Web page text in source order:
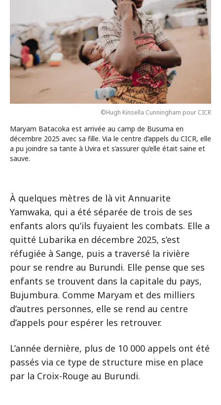
©Hugh Kinsella Cunningham pour CICR
Maryam Batacoka est arrivée au camp de Busuma en
décembre 2025 avec sa fille. Via le centre d’appels du CICR, elle
a pu joindre sa tante à Uvira et s’assurer qu’elle était saine et
sauve.
À quelques mètres de là vit Annuarite
Yamwaka, qui a été séparée de trois de ses
enfants alors qu’ils fuyaient les combats. Elle a
quitté Lubarika en décembre 2025, s’est
réfugiée à Sange, puis a traversé la rivière
pour se rendre au Burundi. Elle pense que ses
enfants se trouvent dans la capitale du pays,
Bujumbura. Comme Maryam et des milliers
d’autres personnes, elle se rend au centre
d’appels pour espérer les retrouver.
L’année dernière, plus de 10 000 appels ont été
passés via ce type de structure mise en place
par la Croix-Rouge au Burundi.